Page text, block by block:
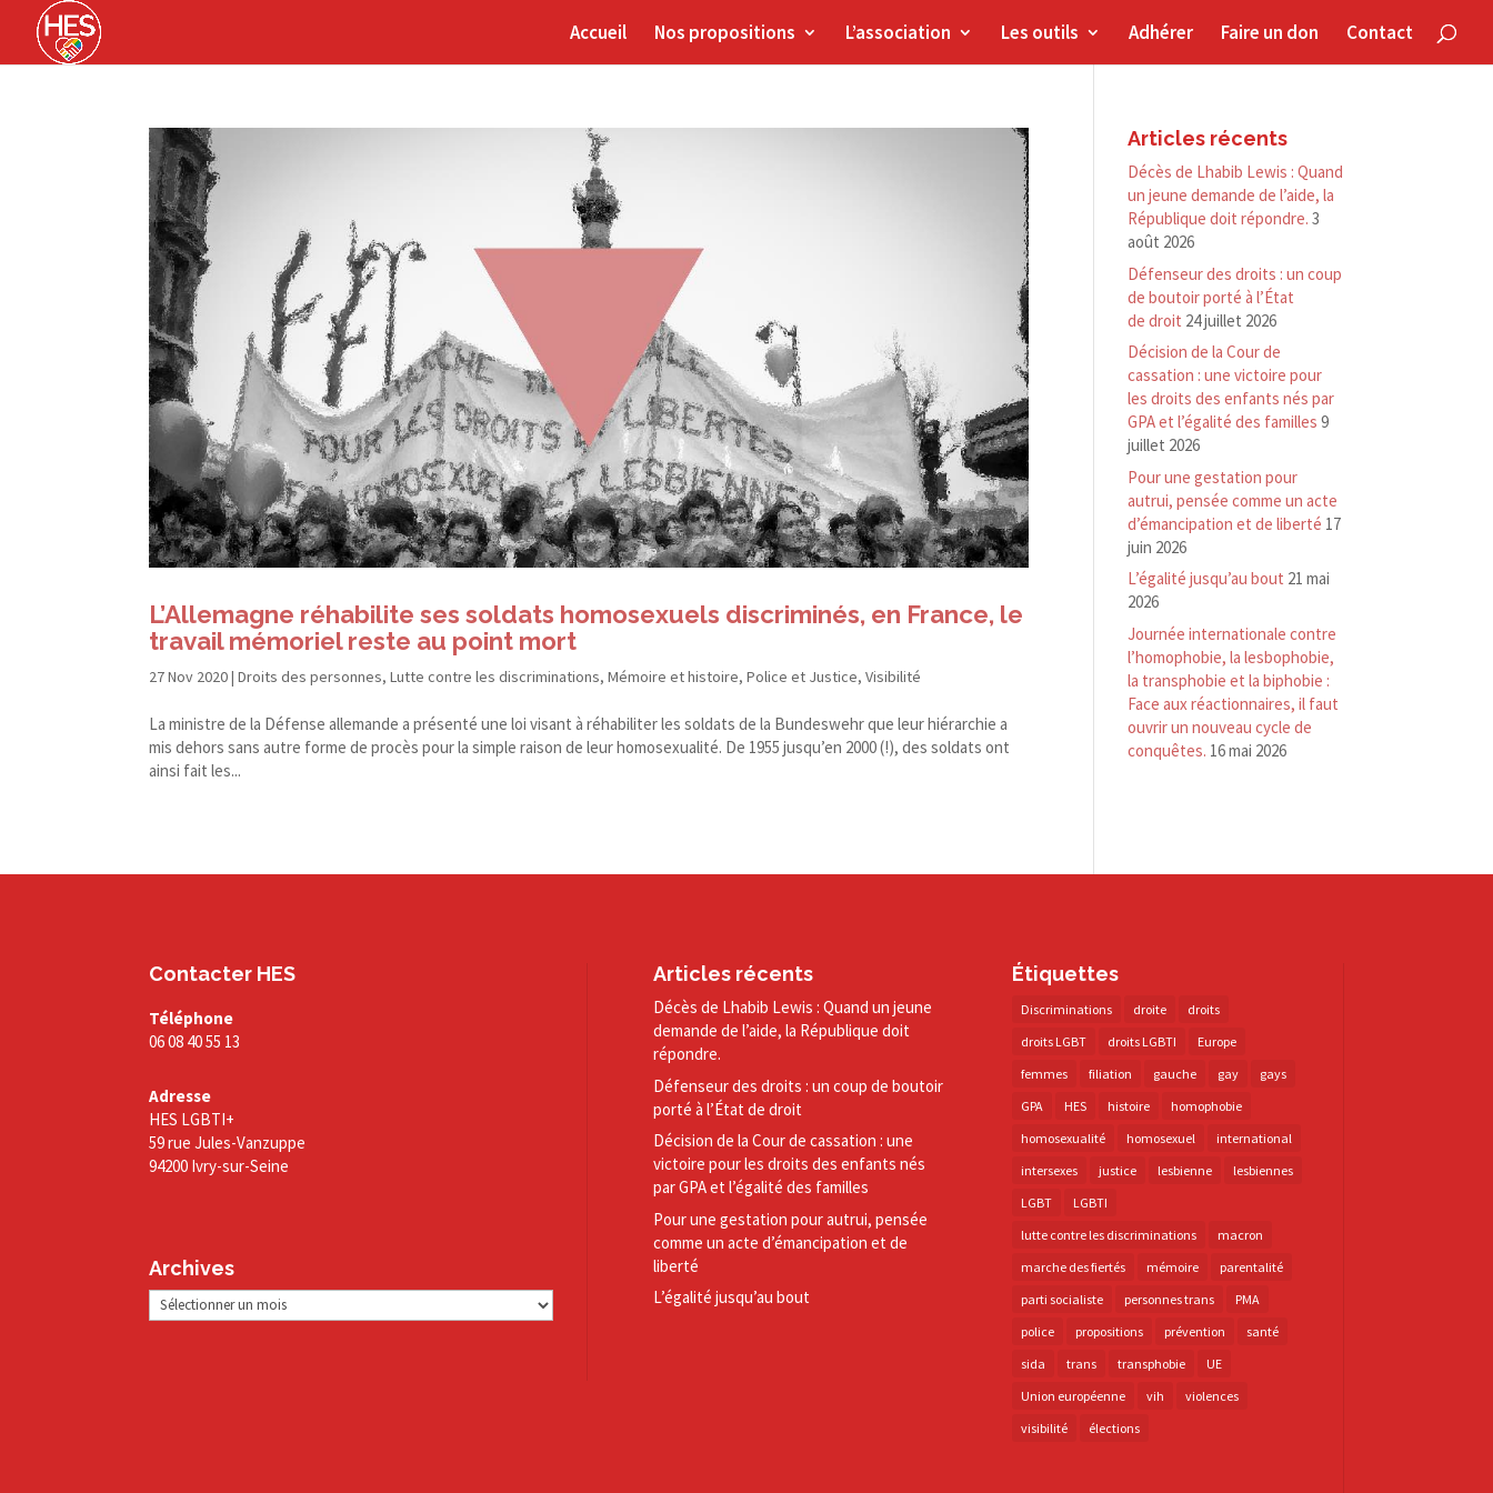
Accueil Nos propositions L’association Les outils Adhérer Faire un don Contact
L’Allemagne réhabilite ses soldats homosexuels discriminés, en France, le
travail mémoriel reste au point mort
27 Nov 2020|Droits des personnes,Lutte contre les discriminations,Mémoire et histoire,Police et Justice,Visibilité
La ministre de la Défense allemande a présenté une loi visant à réhabiliter les soldats de la Bundeswehr que leur hiérarchie a
mis dehors sans autre forme de procès pour la simple raison de leur homosexualité. De 1955 jusqu’en 2000 (!), des soldats ont
ainsi fait les...
Articles récents
Décès de Lhabib Lewis : Quand
un jeune demande de l’aide, la
République doit répondre. 3
août 2026
Défenseur des droits : un coup
de boutoir porté à l’État
de droit 24 juillet 2026
Décision de la Cour de
cassation : une victoire pour
les droits des enfants nés par
GPA et l’égalité des familles 9
juillet 2026
Pour une gestation pour
autrui, pensée comme un acte
d’émancipation et de liberté 17
juin 2026
L’égalité jusqu’au bout 21 mai
2026
Journée internationale contre
l’homophobie, la lesbophobie,
la transphobie et la biphobie :
Face aux réactionnaires, il faut
ouvrir un nouveau cycle de
conquêtes. 16 mai 2026
Contacter HES
Téléphone
06 08 40 55 13
Adresse
HES LGBTI+
59 rue Jules-Vanzuppe
94200 Ivry-sur-Seine
Archives
Archives
Articles récents
Décès de Lhabib Lewis : Quand un jeune
demande de l’aide, la République doit
répondre.
Défenseur des droits : un coup de boutoir
porté à l’État de droit
Décision de la Cour de cassation : une
victoire pour les droits des enfants nés
par GPA et l’égalité des familles
Pour une gestation pour autrui, pensée
comme un acte d’émancipation et de
liberté
L’égalité jusqu’au bout
Étiquettes
Discriminations droite
droits
droits LGBT
droits LGBTI
Europe
femmes
filiation gauche gay
gays
GPA
HES histoire
homophobie
homosexualité
homosexuel
international
intersexes
justice lesbienne
lesbiennes
LGBT
LGBTI
lutte contre les discriminations
macron
marche des fiertés
mémoire
parentalité
parti socialiste
personnes trans
PMA
police
propositions prévention
santé
sida
trans transphobie
UE
Union européenne
vih
violences
visibilité
élections